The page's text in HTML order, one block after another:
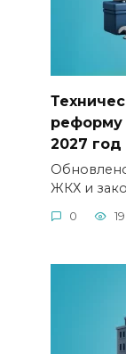
реформу
2027 год
ЖКХ и
0 19